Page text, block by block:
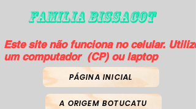
FAMILIA BISSACOT
Este site não funciona no celular. Utilize
um computador (CP) ou laptop
PÁGINA INICIAL
A ORIGEM BOTUCATU